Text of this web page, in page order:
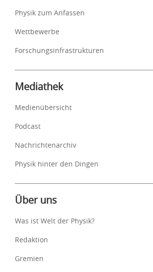
Physik zum Anfassen
Wettbewerbe
Forschungsinfrastrukturen
Mediathek
Medienübersicht
Podcast
Nachrichtenarchiv
Physik hinter den Dingen
Über uns
Was ist Welt der Physik?
Redaktion
Gremien